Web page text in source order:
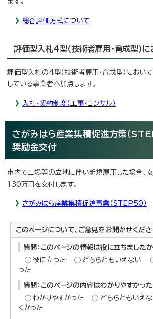
ます。
総合評価方式について
評価型入札4型（技術者雇用・育成型）
評価型入札の4型（技術者雇用・育成型）におい
している事業者へ加点します。
入札・契約制度（工事・コンサル）
さがみはら産業集積促進方策（
奨励金交付
市内で工場等の立地に伴い新規雇用した場合、
130万円を交付します。
さがみはら産業集積促進事業（STEP50）
このページについて、ご意見をお聞かせくださ
質問：このページの情報は役に立ちました
役に立った
どちらともいえない
った
質問：このページの内容はわかりやすかっ
わかりやすかった
どちらともいえ
くかった